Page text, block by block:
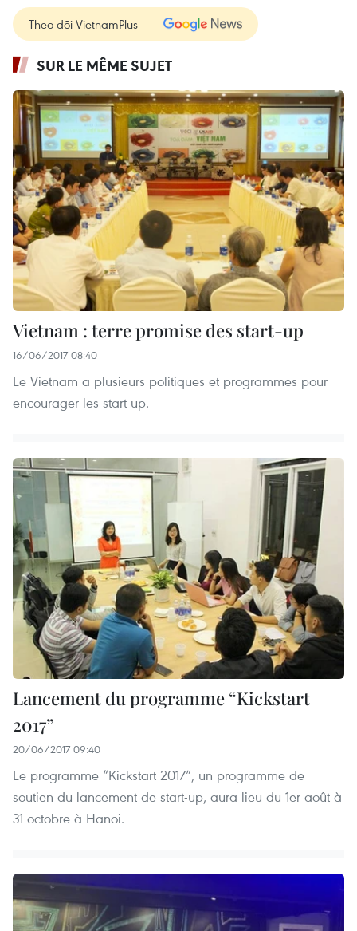
Theo dõi VietnamPlus
SUR LE MÊME SUJET
Vietnam : terre promise des start-up
16/06/2017 08:40
Le Vietnam a plusieurs politiques et programmes pour
encourager les start-up.
Lancement du programme “Kickstart
2017”
20/06/2017 09:40
Le programme “Kickstart 2017”, un programme de
soutien du lancement de start-up, aura lieu du 1er août à
31 octobre à Hanoi.